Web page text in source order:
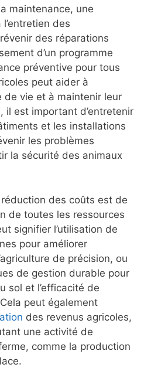
maintenance, une
des
des réparations
d’un programme
préventive pour tous
peut aider à
de vie et à maintenir leur
il est important d’entretenir
et les installations
les problèmes
la sécurité des animaux
réduction des coûts est de
de toutes les ressources
signifier l’utilisation de
pour améliorer
de précision, ou
de gestion durable pour
sol et l’efficacité de
Cela peut également
des revenus agricoles,
une activité de
comme la production